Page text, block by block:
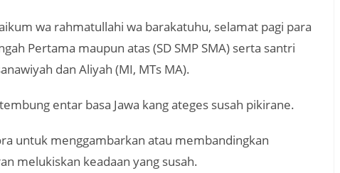
wa rahmatullahi wa barakatuhu, selamat pagi para
Pertama maupun atas (SD SMP SMA) serta santri
dan Aliyah (MI, MTs MA).
entar basa Jawa kang ateges susah pikirane.
untuk menggambarkan atau membandingkan
melukiskan keadaan yang susah.